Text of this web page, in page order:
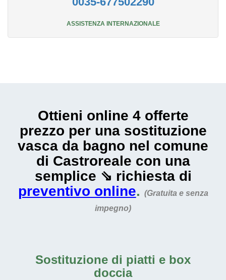
ASSISTENZA INTERNAZIONALE
Ottieni online 4 offerte
prezzo per una sostituzione
vasca da bagno nel comune
di Castroreale con una
semplice ⇘ richiesta di
preventivo online. (Gratuita e senza
impegno)
Sostituzione di piatti e box
doccia